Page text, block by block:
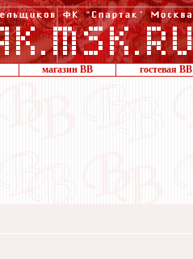
магазин ВВ гостевая ВВ